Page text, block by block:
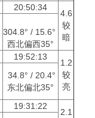
20:50:34
4.6
较
暗
304.8° / 15.6°
西北偏西35°
19:52:13
1.2
较
亮
34.8° / 20.4°
东北偏北35°
19:31:22
2.1